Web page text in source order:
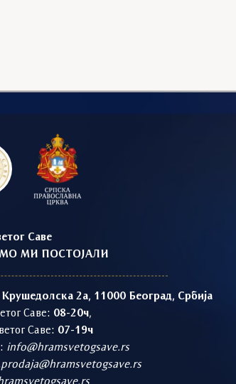
Саве
МИ ПОСТОЈАЛИ
Крушедолска 2а, 11000 Београд, Србија
Саве: 08-20ч,
Саве: 07-19ч
info@hramsvetogsave.rs